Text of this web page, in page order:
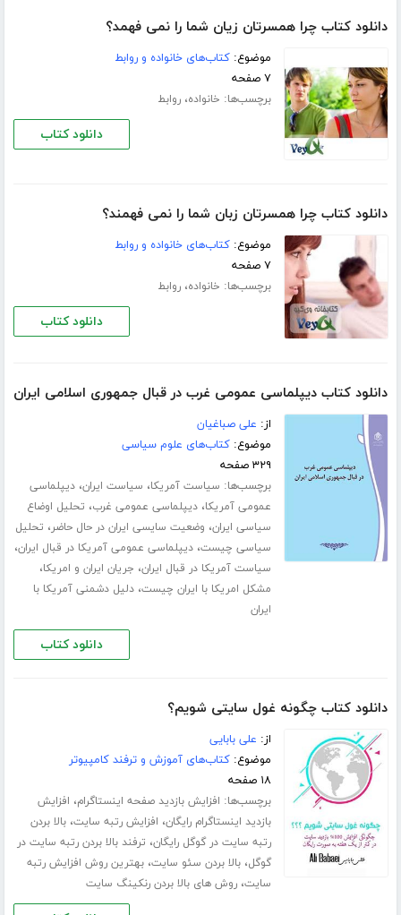
دانلود کتاب چرا همسرتان زیان شما را نمی فهمد؟
موضوع:کتاب‌های خانواده و روابط
۷ صفحه
برچسب‌ها: خانواده،روابط
دانلود کتاب
دانلود کتاب چرا همسرتان زبان شما را نمی فهمند؟
موضوع:کتاب‌های خانواده و روابط
۷ صفحه
برچسب‌ها: خانواده،روابط
دانلود کتاب
دانلود کتاب دیپلماسی عمومی غرب در قبال جمهوری اسلامی ایران
از: علی صباغیان
موضوع:کتاب‌های علوم سیاسی
۳۲۹ صفحه
برچسب‌ها: سیاست آمریکا، سیاست ایران،دیپلماسی
عمومی آمریکا،دیپلماسی عمومی غرب، تحلیل اوضاع
سیاسی ایران، وضعیت سایسی ایران در حال حاضر، تحلیل
سیاسی چیست،دیپلماسی عمومی آمریکا در قبال ایران،
سیاست آمریکا در قبال ایران، جریان ایران و امریکا،
مشکل امریکا با ایران چیست،دلیل دشمنی آمریکا با
ایران
دانلود کتاب
دانلود کتاب چگونه غول سایتی شویم؟
از: علی بابایی
موضوع:کتاب‌های آموزش و ترفند کامپیوتر
۱۸ صفحه
برچسب‌ها: افزایش بازدید صفحه اینستاگرام، افزایش
بازدید اینستاگرام رایگان، افزایش رتبه سایت،بالا بردن
رتبه سایت در گوگل رایگان، ترفند بالا بردن رتبه سایت در
گوگل،بالا بردن سئو سایت،بهترین روش افزایش رتبه
سایت،روش های بالا بردن رنکینگ سایت